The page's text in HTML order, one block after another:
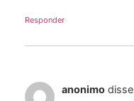
Responder
anonimo